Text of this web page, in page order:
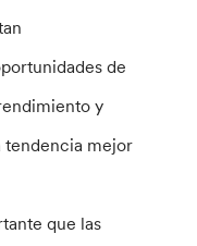
de
y
tendencia mejor
que las